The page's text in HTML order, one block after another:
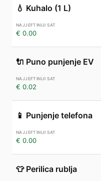
💧 Kuhalo (1 L)
€ 0.00
🔌 Puno punjenje EV
€ 0.02
📱 Punjenje telefona
€ 0.00
👕 Perilica rublja